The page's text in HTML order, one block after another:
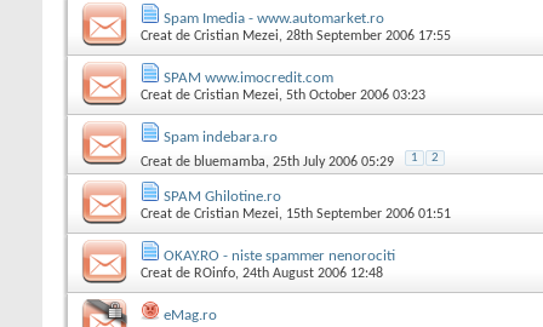
Spam Imedia - www.automarket.ro
Creat de Cristian Mezei, 28th September 2006 17:55
SPAM www.imocredit.com
Creat de Cristian Mezei, 5th October 2006 03:23
Spam indebara.ro
Creat de bluemamba, 25th July 2006 05:29 1 2
SPAM Ghilotine.ro
Creat de Cristian Mezei, 15th September 2006 01:51
OKAY.RO - niste spammer nenorociti
Creat de ROinfo, 24th August 2006 12:48
eMag.ro